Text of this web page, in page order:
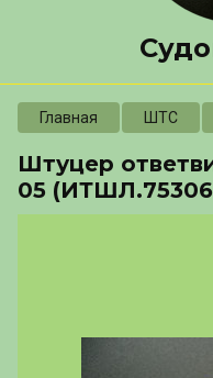
Главная ШТС
Штуцер
05